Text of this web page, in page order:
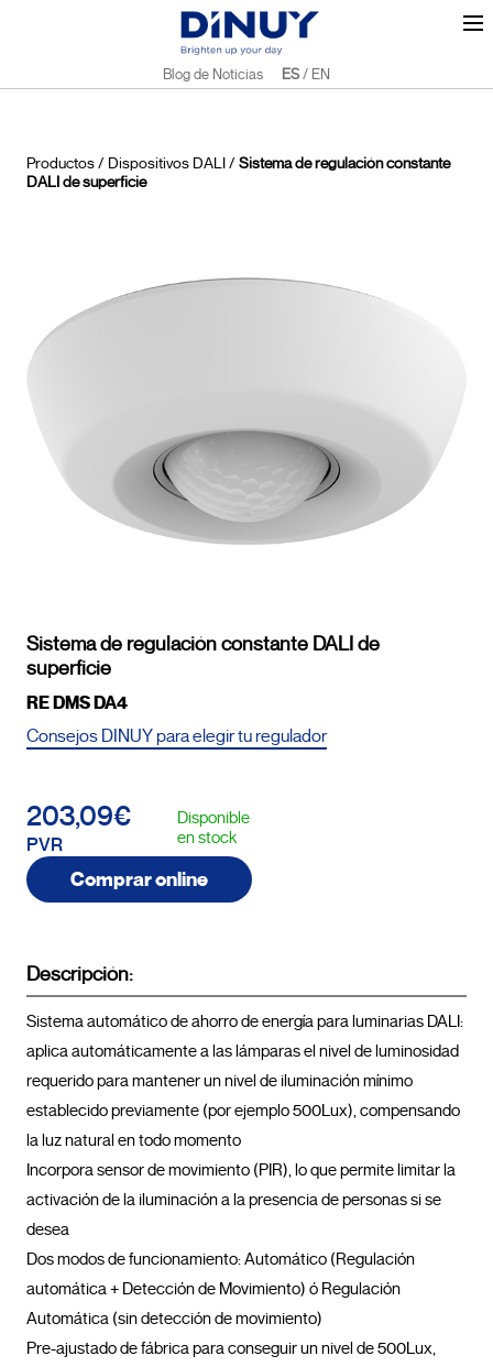
Blog de Noticias ES/ EN
Productos/ Dispositivos DALI/ Sistema de regulación constante
DALI de superficie
Sistema de regulación constante DALI de
superficie
RE DMS DA4
Consejos DINUY para elegir tu regulador
203,09€
PVR
Disponible
en stock
Comprar online
Descripción:
Sistema automático de ahorro de energía para luminarias DALI:
aplica automáticamente a las lámparas el nivel de luminosidad
requerido para mantener un nivel de iluminación mínimo
establecido previamente (por ejemplo 500Lux), compensando
la luz natural en todo momento
Incorpora sensor de movimiento (PIR), lo que permite limitar la
activación de la iluminación a la presencia de personas si se
desea
Dos modos de funcionamiento: Automático (Regulación
automática + Detección de Movimiento) ó Regulación
Automática (sin detección de movimiento)
Pre-ajustado de fábrica para conseguir un nivel de 500Lux,